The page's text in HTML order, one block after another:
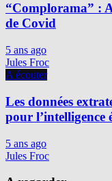
“Complorama” :
de Covid
5 ans ago
Jules Froc
A écouter
Les données
pour l’intelligence
5 ans ago
Jules Froc